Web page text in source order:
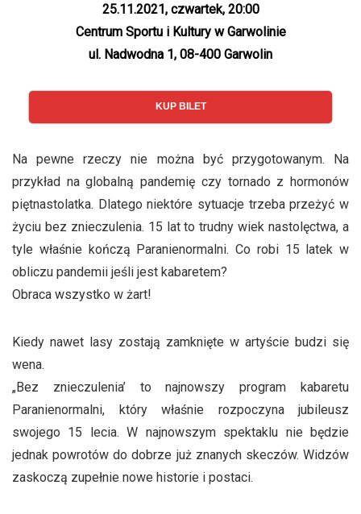
25.11.2021, czwartek, 20:00
Centrum Sportu i Kultury w Garwolinie
ul. Nadwodna 1, 08-400 Garwolin
KUP BILET
Na pewne rzeczy nie można być przygotowanym. Na
przykład na globalną pandemię czy tornado z hormonów
piętnastolatka. Dlatego niektóre sytuacje trzeba przeżyć w
życiu bez znieczulenia. 15 lat to trudny wiek nastolęctwa, a
tyle właśnie kończą Paranienormalni. Co robi 15 latek w
obliczu pandemii jeśli jest kabaretem?
Obraca wszystko w żart!
Kiedy nawet lasy zostają zamknięte w artyście budzi się
wena.
„Bez znieczulenia’ to najnowszy program kabaretu
Paranienormalni, który właśnie rozpoczyna jubileusz
swojego 15 lecia. W najnowszym spektaklu nie będzie
jednak powrotów do dobrze już znanych skeczów. Widzów
zaskoczą zupełnie nowe historie i postaci.